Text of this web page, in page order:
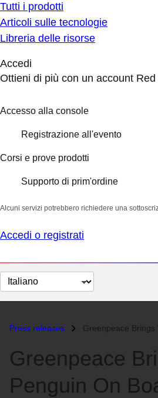
Tutti i prodotti
Articoli sulle tecnologie
Libreria delle risorse
Accedi
Ottieni di più con un account Red
Accesso alla console
Registrazione all'evento
Corsi e prove prodotti
Supporto di prim'ordine
Alcuni servizi potrebbero richiedere una
Accedi o registrati
Cambia
lingua
Press releases Greenpeace Brings
Greenpeace
Penguin On